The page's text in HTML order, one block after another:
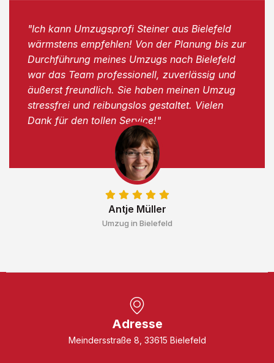
Antje Müller
Umzug in Bielefeld
"Ich kann Umzugsprofi Steiner aus Bielefeld
wärmstens empfehlen! Von der Planung bis zur
Durchführung meines Umzugs nach Bielefeld
war das Team professionell, zuverlässig und
äußerst freundlich. Sie haben meinen Umzug
stressfrei und reibungslos gestaltet. Vielen
Dank für den tollen Service!"
Adresse
Meindersstraße 8, 33615 Bielefeld